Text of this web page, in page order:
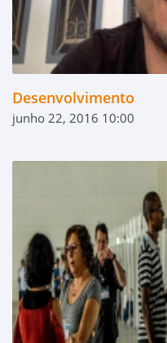
Desenvolvimento
junho 22, 2016 10:00